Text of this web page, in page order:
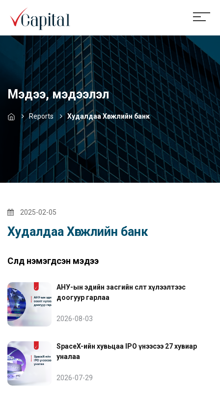
Мэдээ, мэдээлэл
Reports Худалдаа Хөгжлийн банк
2025-02-05
Худалдаа Хөгжлийн банк
Сүүлд нэмэгдсэн мэдээ
АНУ-ын эдийн засгийн өсөлт хүлээлтээс
доогуур гарлаа
2026-08-03
SpaceX-ийн хувьцаа IPO үнээсээ 27 хувиар
уналаа
2026-07-29